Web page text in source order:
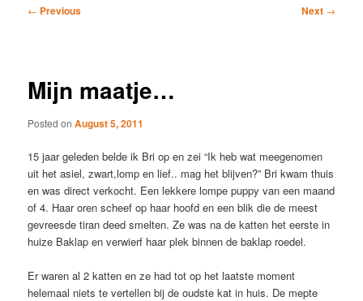
Post
← Previous Next →
Mijn maatje…
Posted onAugust 5, 2011
15 jaar geleden belde ik Bri op en zei “Ik heb wat meegenomen
uit het asiel, zwart,lomp en lief.. mag het blijven?” Bri kwam thuis
en was direct verkocht. Een lekkere lompe puppy van een maand
of 4. Haar oren scheef op haar hoofd en een blik die de meest
gevreesde tiran deed smelten. Ze was na de katten het eerste in
huize Baklap en verwierf haar plek binnen de baklap roedel.
Er waren al 2 katten en ze had tot op het laatste moment
helemaal niets te vertellen bij de oudste kat in huis. De mepte